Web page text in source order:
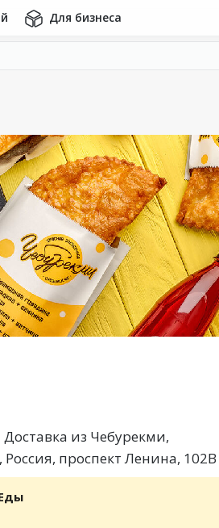
Для бизнеса
из Чебурекми,
проспект Ленина, 102В